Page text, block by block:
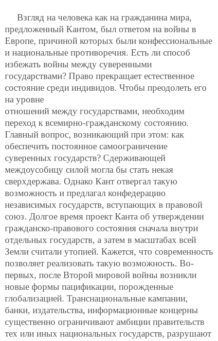
Взгляд на человека как на гражданина мира,
предложенный Кантом, был ответом на войны в
Европе, причиной которых были конфессиональные
и национальные противоречия. Есть ли способ
избежать войны между суверенными
государствами? Право прекращает естественное
состояние среди индивидов. Чтобы преодолеть его
на уровне
отношений между государствами, необходим
переход к всемирно-гражданскому состоянию.
Главный вопрос, возникающий при этом: как
обеспечить постоянное самоограничение
суверенных государств? Сдерживающей
междоусобицу силой могла бы стать некая
сверхдержава. Однако Кант отвергал такую
возможность и предлагал конфедерацию
независимых государств, вступающих в правовой
союз. Долгое время проект Канта об утверждении
гражданско-правового состояния сначала внутри
отдельных государств, а затем в масштабах всей
Земли считали утопией. Кажется, что современность
позволяет реализовать такую возможность. Во-
первых, после Второй мировой войны возникли
новые формы пацификации, порожденные
глобализацией. Транснациональные кампании,
банки, издательства, информационные концерны
существенно ограничивают амбиции правительств
тех или иных национальных государств, разрушают